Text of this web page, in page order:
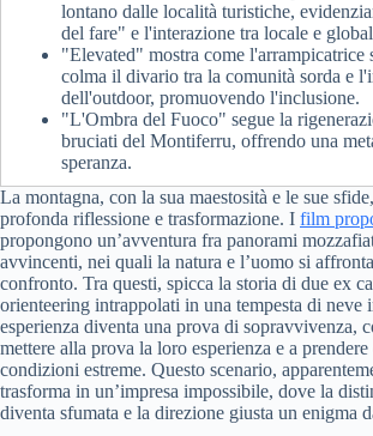
lontano dalle località turistiche,
del fare" e l'interazione tra locale e
"Elevated" mostra come l'arrampicatrice
colma il divario tra la comunità sorda e
dell'outdoor, promuovendo l'inclusione.
"L'Ombra del Fuoco" segue la
bruciati del Montiferru, offrendo una
speranza.
La montagna, con la sua maestosità e le sue
profonda riflessione e trasformazione. I film
propongono un’avventura fra panorami
avvincenti, nei quali la natura e l’uomo si
confronto. Tra questi, spicca la storia di due ex
orienteering intrappolati in una tempesta di
esperienza diventa una prova di sopravvivenza,
mettere alla prova la loro esperienza e a
condizioni estreme. Questo scenario,
trasforma in un’impresa impossibile, dove la
diventa sfumata e la direzione giusta un enigma